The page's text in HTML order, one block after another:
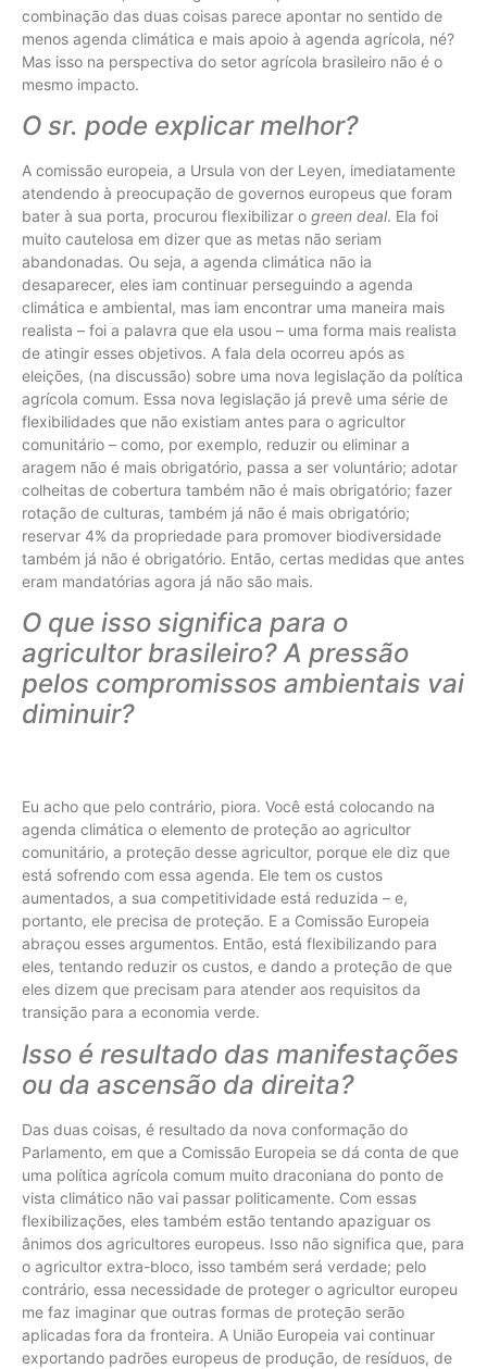
combinação das duas coisas parece apontar no sentido de
menos agenda climática e mais apoio à agenda agrícola, né?
Mas isso na perspectiva do setor agrícola brasileiro não é o
mesmo impacto.
O sr. pode explicar melhor?
A comissão europeia, a Ursula von der Leyen, imediatamente
atendendo à preocupação de governos europeus que foram
bater à sua porta, procurou flexibilizar o green deal. Ela foi
muito cautelosa em dizer que as metas não seriam
abandonadas. Ou seja, a agenda climática não ia
desaparecer, eles iam continuar perseguindo a agenda
climática e ambiental, mas iam encontrar uma maneira mais
realista – foi a palavra que ela usou – uma forma mais realista
de atingir esses objetivos. A fala dela ocorreu após as
eleições, (na discussão) sobre uma nova legislação da política
agrícola comum. Essa nova legislação já prevê uma série de
flexibilidades que não existiam antes para o agricultor
comunitário – como, por exemplo, reduzir ou eliminar a
aragem não é mais obrigatório, passa a ser voluntário; adotar
colheitas de cobertura também não é mais obrigatório; fazer
rotação de culturas, também já não é mais obrigatório;
reservar 4% da propriedade para promover biodiversidade
também já não é obrigatório. Então, certas medidas que antes
eram mandatórias agora já não são mais.
O que isso significa para o
agricultor brasileiro? A pressão
pelos compromissos ambientais vai
diminuir?
Eu acho que pelo contrário, piora. Você está colocando na
agenda climática o elemento de proteção ao agricultor
comunitário, a proteção desse agricultor, porque ele diz que
está sofrendo com essa agenda. Ele tem os custos
aumentados, a sua competitividade está reduzida – e,
portanto, ele precisa de proteção. E a Comissão Europeia
abraçou esses argumentos. Então, está flexibilizando para
eles, tentando reduzir os custos, e dando a proteção de que
eles dizem que precisam para atender aos requisitos da
transição para a economia verde.
Isso é resultado das manifestações
ou da ascensão da direita?
Das duas coisas, é resultado da nova conformação do
Parlamento, em que a Comissão Europeia se dá conta de que
uma política agrícola comum muito draconiana do ponto de
vista climático não vai passar politicamente. Com essas
flexibilizações, eles também estão tentando apaziguar os
ânimos dos agricultores europeus. Isso não significa que, para
o agricultor extra-bloco, isso também será verdade; pelo
contrário, essa necessidade de proteger o agricultor europeu
me faz imaginar que outras formas de proteção serão
aplicadas fora da fronteira. A União Europeia vai continuar
exportando padrões europeus de produção, de resíduos, de